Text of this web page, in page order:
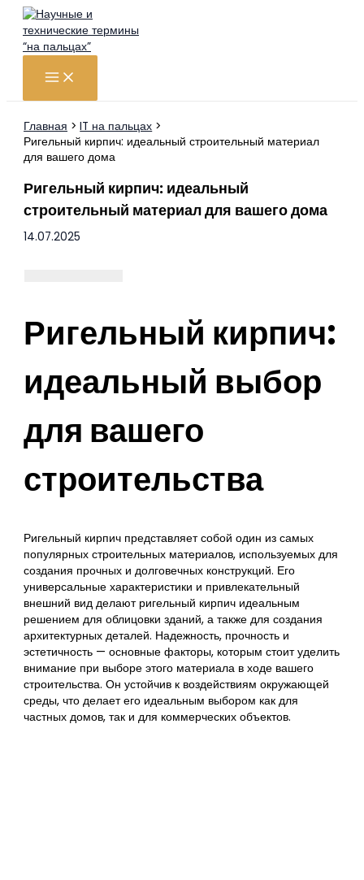
Перейти
содержимому
Главная
IT на пальцах
Ригельный кирпич: идеальный строительный материал
для вашего дома
Ригельный кирпич: идеальный
строительный материал для вашего дома
14.07.2025
Ригельный кирпич:
идеальный выбор
для вашего
строительства
Ригельный кирпич представляет собой один из самых
популярных строительных материалов, используемых для
создания прочных и долговечных конструкций. Его
универсальные характеристики и привлекательный
внешний вид делают ригельный кирпич идеальным
решением для облицовки зданий, а также для создания
архитектурных деталей. Надежность, прочность и
эстетичность — основные факторы, которым стоит уделить
внимание при выборе этого материала в ходе вашего
строительства. Он устойчив к воздействиям окружающей
среды, что делает его идеальным выбором как для
частных домов, так и для коммерческих объектов.